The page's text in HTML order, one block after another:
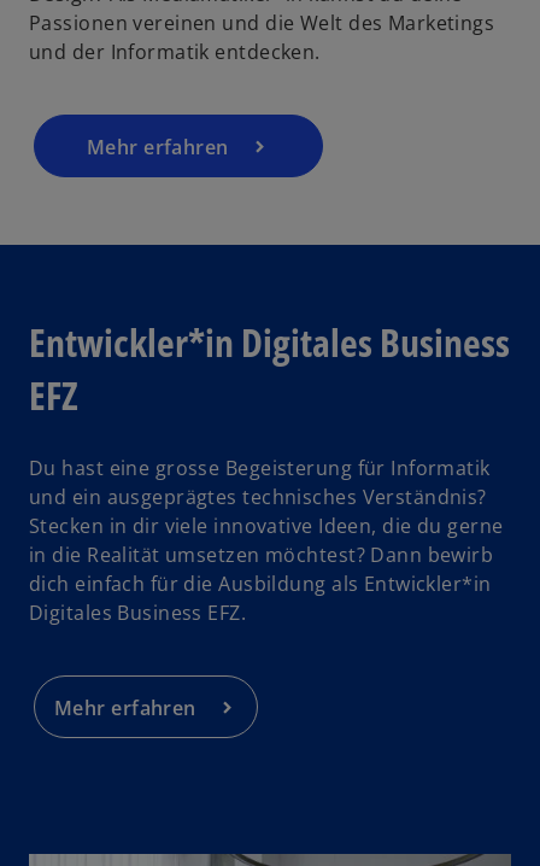
Passionen vereinen und die Welt des Marketings
und der Informatik entdecken.
Mehr erfahren
Entwickler*in Digitales Business
EFZ
Du hast eine grosse Begeisterung für Informatik
und ein ausgeprägtes technisches Verständnis?
Stecken in dir viele innovative Ideen, die du gerne
in die Realität umsetzen möchtest? Dann bewirb
dich einfach für die Ausbildung als Entwickler*in
Digitales Business EFZ.
Mehr erfahren